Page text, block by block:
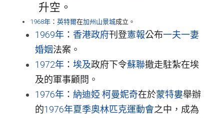
升空。
1968年 ： 英特爾在加州 山景城成立。
1969年 ： 香港政府刊登憲報公布一夫一妻
婚姻法案。
1972年 ： 埃及政府下令蘇聯撤走駐紮在埃
及的軍事顧問。
1976年 ： 納迪婭·柯曼妮奇在於蒙特婁舉辦
的1976年夏季奧林匹克運動會之中，成為